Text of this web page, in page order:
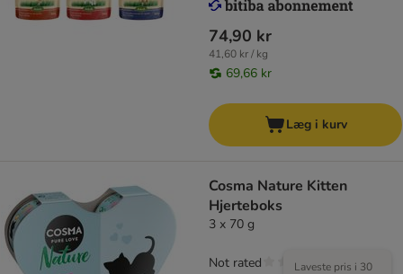
74,90 kr
41,60 kr / kg
69,66 kr
Læg i kurv
Cosma Nature Kitten
Hjerteboks
3 x 70 g
Laveste pris i 30
Not rated